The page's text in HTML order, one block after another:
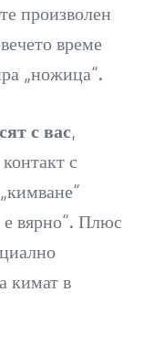
произволен
време
„ножица“.
с вас,
с
е вярно“. Плюс
кимат в